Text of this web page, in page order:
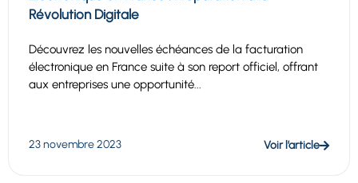
Révolution Digitale
Découvrez les nouvelles échéances de la facturation
électronique en France suite à son report officiel, offrant
aux entreprises une opportunité...
23 novembre 2023 Voir l’article